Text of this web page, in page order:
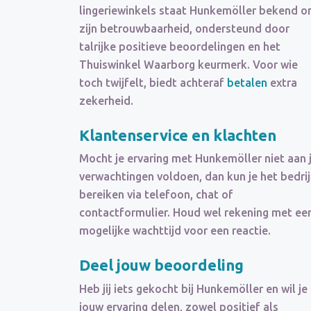
lingeriewinkels staat Hunkemöller bekend
zijn betrouwbaarheid, ondersteund door
talrijke positieve beoordelingen en het
Thuiswinkel Waarborg keurmerk. Voor wie
toch twijfelt, biedt achteraf betalen extra
zekerheid.
Klantenservice en klachten
Mocht je ervaring met Hunkemöller niet aan
verwachtingen voldoen, dan kun je het
bereiken via telefoon, chat of
contactformulier. Houd wel rekening met
mogelijke wachttijd voor een reactie.
Deel jouw beoordeling
Heb jij iets gekocht bij Hunkemöller en wil je
jouw ervaring delen, zowel positief als